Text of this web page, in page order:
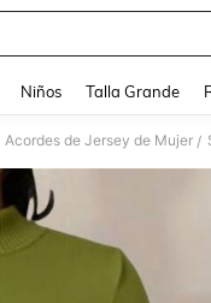
Niños Talla Grande
Acordes de Jersey de Mujer /